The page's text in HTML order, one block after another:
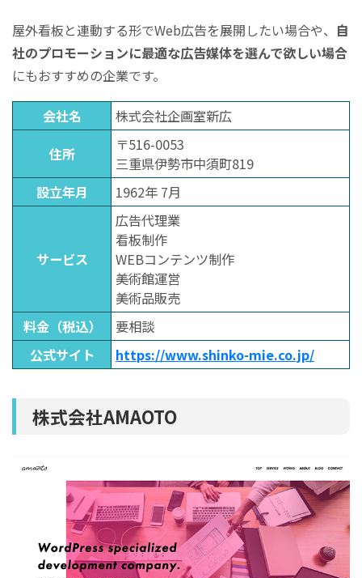
屋外看板と連動する形でWeb広告を展開したい場合や、 自
社のプロモーションに最適な広告媒体を選んで欲しい場合
にもおすすめの企業です。
会社名
株式会社企画室新広
住所
〒516-0053
三重県伊勢市中須町819
設立年月
1962年 7月
サービス
広告代理業
看板制作
WEBコンテンツ制作
美術館運営
美術品販売
料金（税込）
要相談
公式サイト
https://www.shinko-mie.co.jp/
株式会社AMAOTO